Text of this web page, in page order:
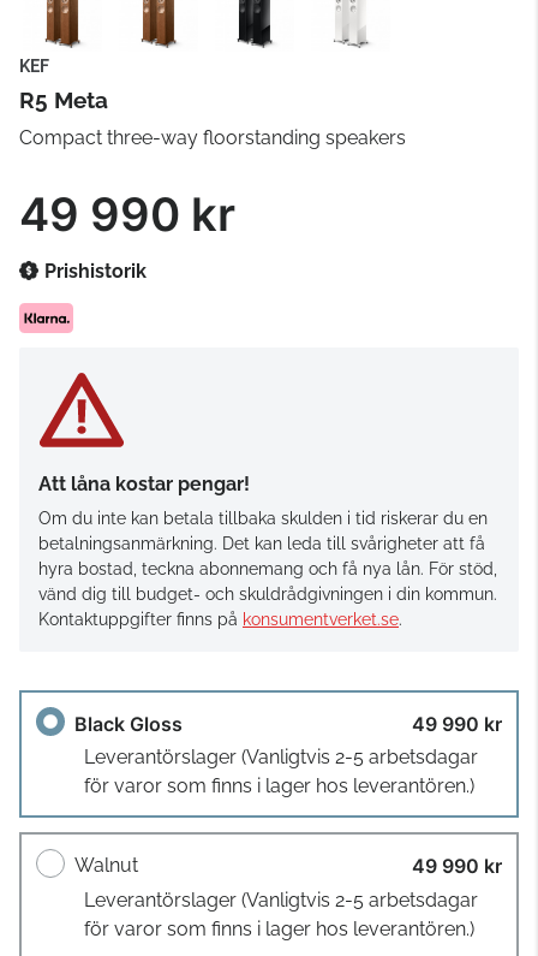
KEF
R5 Meta
Compact three-way floorstanding speakers
49 990 kr
Prishistorik
Att låna kostar pengar!
Om du inte kan betala tillbaka skulden i tid riskerar du en
betalningsanmärkning. Det kan leda till svårigheter att få
hyra bostad, teckna abonnemang och få nya lån. För stöd,
vänd dig till budget- och skuldrådgivningen i din kommun.
Kontaktuppgifter finns på konsumentverket.se.
Black Gloss 49 990 kr
Leverantörslager (Vanligtvis 2-5 arbetsdagar
för varor som finns i lager hos leverantören.)
Walnut 49 990 kr
Leverantörslager (Vanligtvis 2-5 arbetsdagar
för varor som finns i lager hos leverantören.)